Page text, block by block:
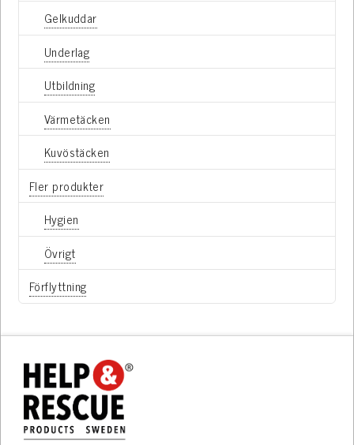
Gelkuddar
Underlag
Utbildning
Värmetäcken
Kuvöstäcken
Fler produkter
Hygien
Övrigt
Förflyttning